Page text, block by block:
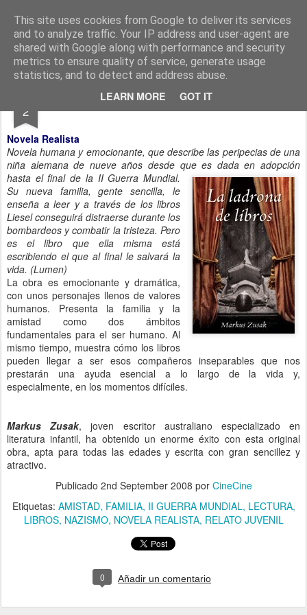
This site uses cookies from Google to deliver its services
and to analyze traffic. Your IP address and user-agent are
shared with Google along with performance and security
metrics to ensure quality of service, generate usage
statistics, and to detect and address abuse.
LEARN MORE GOT IT
CINE, LITERATURA Y VIDA Blog de Cine y Libros
2 LA LADRONA DE LIBROS Markus Zusak
Novela Realista
Novela humana y emocionante, que describe las peripecias de una
niña alemana de nueve años desde que es dada en adopción
hasta el final de la II Guerra Mundial.
Su nueva familia, gente sencilla, le
enseña a leer y a través de los libros
Liesel conseguirá distraerse durante los
bombardeos y combatir la tristeza. Pero
es el libro que ella misma está
escribiendo el que al final le salvará la
vida. (Lumen)
La obra es emocionante y dramática,
con unos personajes llenos de valores
humanos. Presenta la familia y la
amistad como dos ámbitos
fundamentales para el ser humano. Al
mismo tiempo, muestra cómo los libros
pueden llegar a ser esos compañeros inseparables que nos
prestarán una ayuda esencial a lo largo de la vida y,
especialmente, en los momentos difíciles.
Markus Zusak, joven escritor australiano especializado en
literatura infantil, ha obtenido un enorme éxito con esta original
obra, apta para todas las edades y escrita con gran sencillez y
atractivo.
Publicado 2nd September 2008 por CineCine
Etiquetas: AMISTAD FAMILIA II GUERRA MUNDIAL LECTURA
LIBROS NAZISMO NOVELA REALISTA RELATO JUVENIL
0 Añadir un comentario